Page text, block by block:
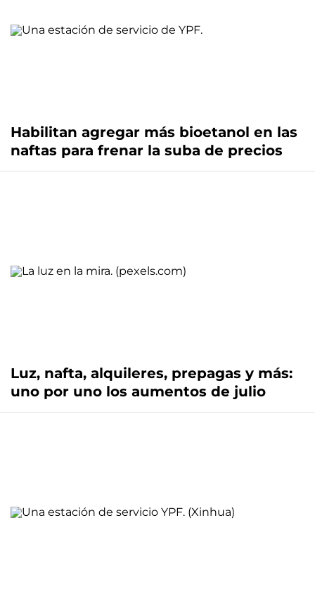
Habilitan agregar más bioetanol en las
naftas para frenar la suba de precios
Luz, nafta, alquileres, prepagas y más:
uno por uno los aumentos de julio